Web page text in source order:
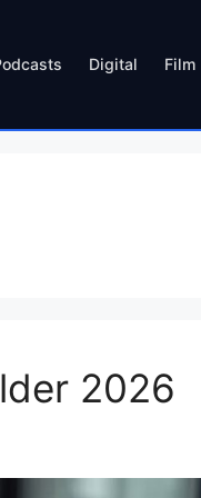
Digital Film
2026